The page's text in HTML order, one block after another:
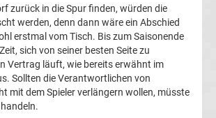
zurück in die Spur finden, würden die
werden, denn dann wäre ein Abschied
erstmal vom Tisch. Bis zum Saisonende
sich von seiner besten Seite zu
Vertrag läuft, wie bereits erwähnt im
Sollten die Verantwortlichen von
mit dem Spieler verlängern wollen, müsste